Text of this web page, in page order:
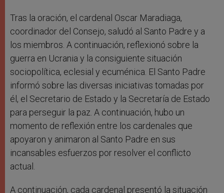
Tras la oración, el cardenal Oscar Maradiaga,
coordinador del Consejo, saludó al Santo Padre y a
los miembros. A continuación, reflexionó sobre la
guerra en Ucrania y la consiguiente situación
sociopolítica, eclesial y ecuménica. El Santo Padre
informó sobre las diversas iniciativas tomadas por
él, el Secretario de Estado y la Secretaría de Estado
para perseguir la paz. A continuación, hubo un
momento de reflexión entre los cardenales que
apoyaron y animaron al Santo Padre en sus
incansables esfuerzos por resolver el conflicto
actual.
A continuación, cada cardenal presentó la situación